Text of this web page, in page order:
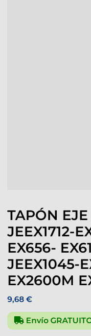
TAPÓN
JEEX1712-
EX656-
JEEX1045-
EX2600M
9,68 €
Envío